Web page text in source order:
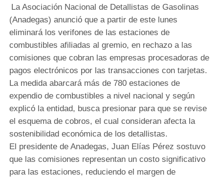
La Asociación Nacional de Detallistas de Gasolinas
(Anadegas) anunció que a partir de este lunes
eliminará los verifones de las estaciones de
combustibles afiliadas al gremio, en rechazo a las
comisiones que cobran las empresas procesadoras de
pagos electrónicos por las transacciones con tarjetas.
La medida abarcará más de 780 estaciones de
expendio de combustibles a nivel nacional y según
explicó la entidad, busca presionar para que se revise
el esquema de cobros, el cual consideran afecta la
sostenibilidad económica de los detallistas.
El presidente de Anadegas, Juan Elías Pérez sostuvo
que las comisiones representan un costo significativo
para las estaciones, reduciendo el margen de